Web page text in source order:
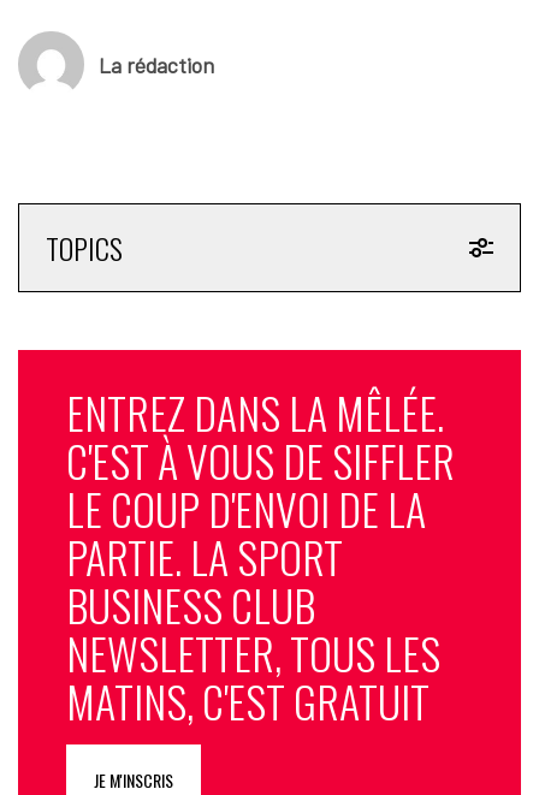
La rédaction
TOPICS
ENTREZ DANS LA MÊLÉE.
C'EST À VOUS DE SIFFLER
LE COUP D'ENVOI DE LA
PARTIE. LA SPORT
BUSINESS CLUB
NEWSLETTER, TOUS LES
MATINS, C'EST GRATUIT
JE M'INSCRIS